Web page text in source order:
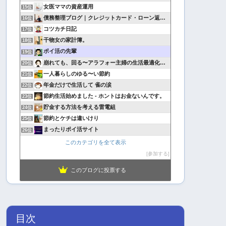
15位 女医ママの資産運用
16位 債務整理ブログ｜クレジットカード・ローン返済で悩んでいる方へ
17位 コツカチ日記
18位 干物女の家計簿。
19位 ポイ活の先輩
20位 崩れても、回る〜アラフォー主婦の生活最適化日記
21位 一人暮らしのゆる〜い節約
22位 年金だけで生活して 雀の涙
23位 節約生活始めました - ホントはお金ないんです。
24位 貯金する方法を考える雷電組
25位 節約とケチは違いけり
26位 まったりポイ活サイト
このカテゴリを全て表示
参加する
このブログに投票する
目次